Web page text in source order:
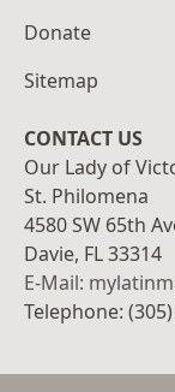
Donate
Sitemap
CONTACT US
Our Lady of
St. Philomena
4580 SW 65th
Davie, FL 33314
E-Mail:
Telephone: